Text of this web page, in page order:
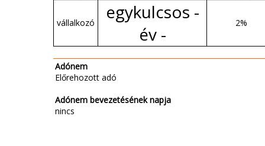
vállalkozó
egykulcsos -
év -
2%
Adónem
Előrehozott adó
Adónem bevezetésének napja
nincs